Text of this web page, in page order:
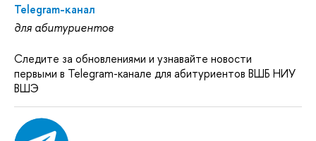
Telegram-канал
для абитуриентов
Следите за обновлениями и узнавайте новости
первыми в Telegram-канале для абитуриентов ВШБ НИУ
ВШЭ